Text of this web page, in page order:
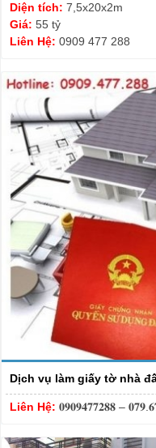
Diện tích: 7,5x20x2m
Giá: 55 tỷ
Liên Hệ: 0909 477 288
Dịch vụ làm giấy tờ nhà
Liên Hệ: 𝟎𝟗𝟎𝟗𝟒𝟕𝟕𝟐𝟖𝟖 –